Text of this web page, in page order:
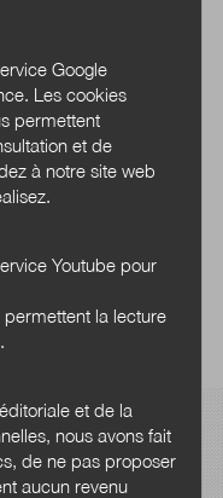
: une
?
mises en œuvre
n’ont eu de
Google
Les cookies
permettent
et de
à notre site web
Youtube pour
la lecture
et de la
nous avons fait
de ne pas proposer
aucun revenu